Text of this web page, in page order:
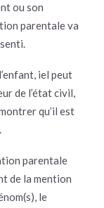
ou son
parentale va
iel peut
de l’état civil,
qu’il est
parentale
de la mention
le